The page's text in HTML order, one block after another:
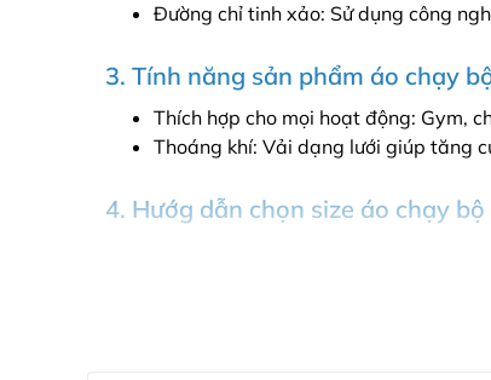
Đường chỉ tinh xảo: Sử dụng công
3. Tính năng sản phẩm áo chạy
Thích hợp cho mọi hoạt động: Gym,
Thoáng khí: Vải dạng lưới giúp tăng
4. Hướg dẫn chọn size áo chạy